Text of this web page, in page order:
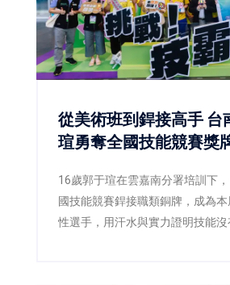
從美術班到銲接高手 台南附工郭于
瑄勇奪全國技能競賽獎
16歲郭于瑄在雲嘉南分署培訓下
國技能競賽銲接職類銅牌，成為
性選手，用汗水與實力證明技能沒